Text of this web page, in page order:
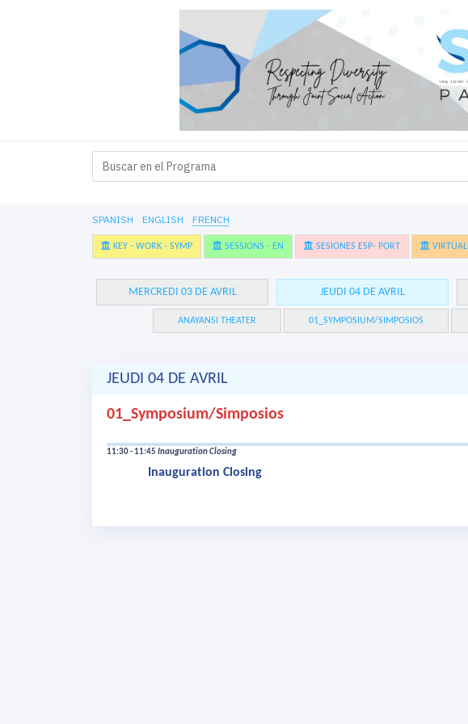
SPANISH ENGLISH FRENCH
KEY - WORK - SYMP SESSIONS - EN SESIONES ESP- PORT VIRTUAL
MERCREDI 03 DE AVRIL JEUDI 04 DE AVRIL
ANAYANSI THEATER 01_SYMPOSIUM/SIMPOSIOS
JEUDI 04 DE AVRIL
01_Symposium/Simposios
11:30 - 11:45 Inauguration Closing
Inauguration Closing